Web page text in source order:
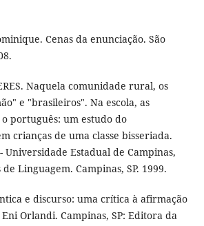
Cenas da enunciação. São
Naquela comunidade rural, os
e "brasileiros". Na escola, as
português: um estudo do
crianças de uma classe bisseriada.
Universidade Estadual de Campinas,
Linguagem. Campinas, SP. 1999.
e discurso: uma crítica à afirmação
Orlandi. Campinas, SP: Editora da